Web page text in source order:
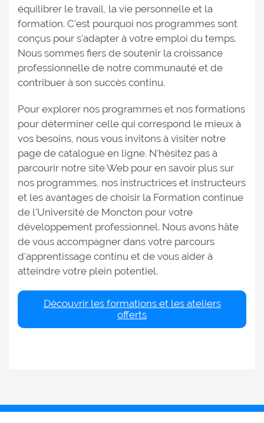
équilibrer le travail, la vie personnelle et la
formation. C'est pourquoi nos programmes sont
conçus pour s'adapter à votre emploi du temps.
Nous sommes fiers de soutenir la croissance
professionnelle de notre communauté et de
contribuer à son succès continu.
Pour explorer nos programmes et nos formations
pour déterminer celle qui correspond le mieux à
vos besoins, nous vous invitons à visiter notre
page de catalogue en ligne. N'hésitez pas à
parcourir notre site Web pour en savoir plus sur
nos programmes, nos instructrices et instructeurs
et les avantages de choisir la Formation continue
de l'Université de Moncton pour votre
développement professionnel. Nous avons hâte
de vous accompagner dans votre parcours
d'apprentissage continu et de vous aider à
atteindre votre plein potentiel.
Découvrir les formations et les ateliers
offerts